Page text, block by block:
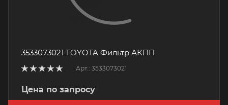
3533073021 TOYOTA Фильтр АКПП
Арт.: 3533073021
Цена по запросу